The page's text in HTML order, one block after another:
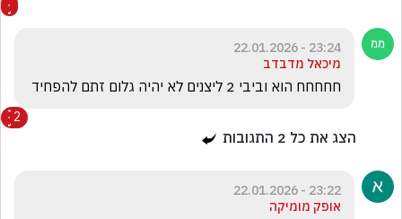
23:24 - 22.01.2026
מיכאל מדבדב
חחחחח הוא וביבי 2 ליצנים לא יהיה גלום זתם להפחיד
2
הצג את כל 2 התגובות
23:22 - 22.01.2026
אופק מומיקה